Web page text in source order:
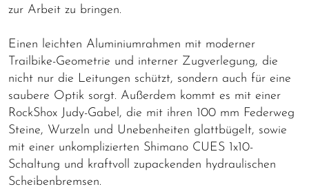
zur Arbeit zu bringen.
Einen leichten Aluminiumrahmen mit moderner
Trailbike-Geometrie und interner Zugverlegung, die
nicht nur die Leitungen schützt, sondern auch für eine
saubere Optik sorgt. Außerdem kommt es mit einer
RockShox Judy-Gabel, die mit ihren 100 mm Federweg
Steine, Wurzeln und Unebenheiten glattbügelt, sowie
mit einer unkomplizierten Shimano CUES 1x10-
Schaltung und kraftvoll zupackenden hydraulischen
Scheibenbremsen.